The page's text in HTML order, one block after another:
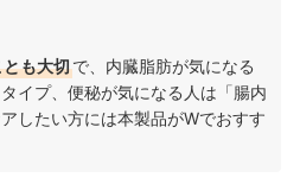
も大切で、内臓脂肪が気になる
イプ、便秘が気になる人は「腸内
したい方には本製品がWでおすす